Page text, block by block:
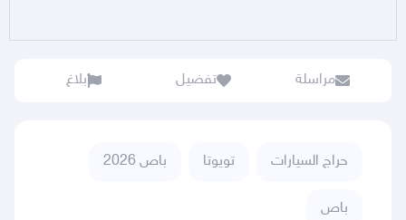
مراسلة تفضيل بلاغ
حراج السيارات تويوتا باص 2026
باص